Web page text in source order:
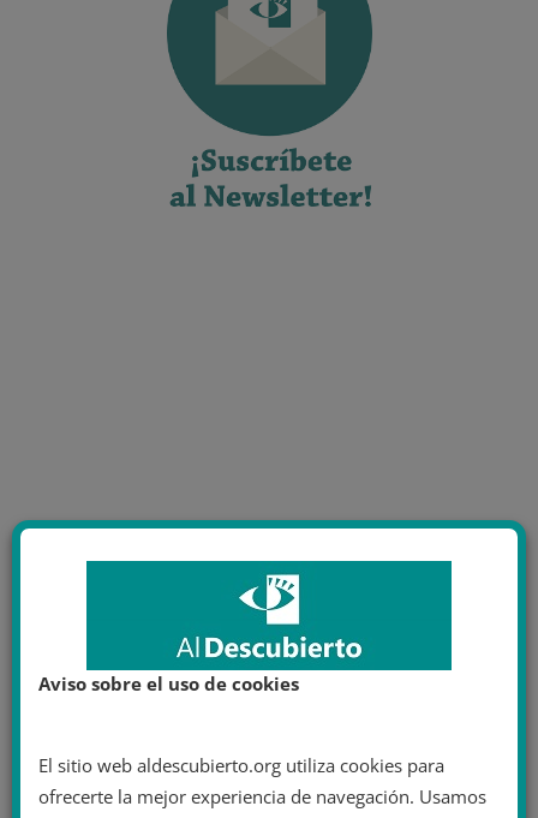
Aviso sobre el uso de cookies
El sitio web aldescubierto.org utiliza cookies para
ofrecerte la mejor experiencia de navegación. Usamos